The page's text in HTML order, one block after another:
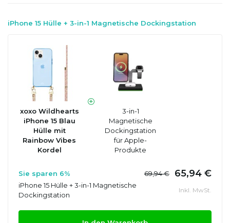
iPhone 15 Hülle + 3-in-1 Magnetische Dockingstation
xoxo Wildhearts
iPhone 15 Blau
Hülle mit
Rainbow Vibes
Kordel
3-in-1
Magnetische
Dockingstation
für Apple-
Produkte
Sie sparen 6% 69,94 € 65,94 €
iPhone 15 Hülle + 3-in-1 Magnetische
Dockingstation
Inkl. MwSt.